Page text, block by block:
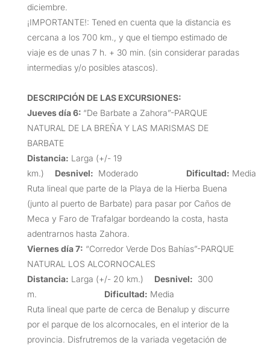
diciembre.
¡IMPORTANTE!: Tened en cuenta que la distancia es
cercana a los 700 km., y que el tiempo estimado de
viaje es de unas 7 h. + 30 min. (sin considerar paradas
intermedias y/o posibles atascos).
DESCRIPCIÓN DE LAS EXCURSIONES:
Jueves día 6: “De Barbate a Zahora”-PARQUE
NATURAL DE LA BREÑA Y LAS MARISMAS DE
BARBATE
Distancia: Larga (+/- 19
km.) Desnivel: Moderado Dificultad: Media
Ruta lineal que parte de la Playa de la Hierba Buena
(junto al puerto de Barbate) para pasar por Caños de
Meca y Faro de Trafalgar bordeando la costa, hasta
adentrarnos hasta Zahora.
Viernes día 7: “Corredor Verde Dos Bahías”-PARQUE
NATURAL LOS ALCORNOCALES
Distancia: Larga (+/- 20 km.) Desnivel: 300
m. Dificultad: Media
Ruta lineal que parte de cerca de Benalup y discurre
por el parque de los alcornocales, en el interior de la
provincia. Disfrutremos de la variada vegetación de